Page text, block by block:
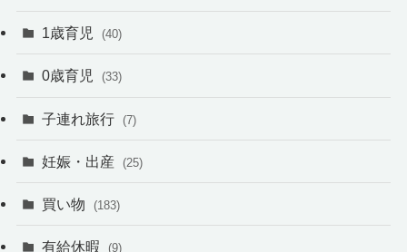
1歳育児 (40)
0歳育児 (33)
子連れ旅行 (7)
妊娠・出産 (25)
買い物 (183)
有給休暇 (9)